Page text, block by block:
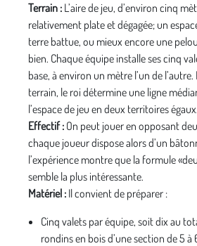
Terrain : L’aire de jeu, d’environ cinq
relativement plate et dégagée; un
terre battue, ou mieux encore une
bien. Chaque équipe installe ses cinq
base, à environ un mètre l’un de
terrain, le roi détermine une ligne
l’espace de jeu en deux territoires égaux.
Effectif : On peut jouer en opposant
chaque joueur dispose alors d’un
l’expérience montre que la formule
semble la plus intéressante.
Matériel : Il convient de préparer :
Cinq valets par équipe, soit dix au
rondins en bois d’une section de 5 à